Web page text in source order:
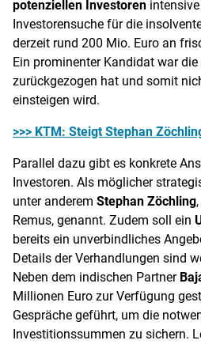
potenziellen Investoren
Investorensuche für die
derzeit rund 200 Mio. Euro an
Ein prominenter Kandidat war die
zurückgezogen hat und somit
einsteigen wird.
>>> KTM: Steigt Stephan
Parallel dazu gibt es konkrete
Investoren. Als möglicher
unter anderem Stephan Zöchling
Remus, genannt. Zudem soll ein
bereits ein unverbindliches
Details der Verhandlungen sind
Neben dem indischen Partner
Millionen Euro zur Verfügung
Gespräche geführt, um die
Investitionssummen zu sichern.